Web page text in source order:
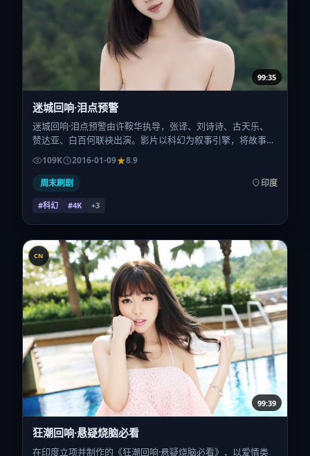
99:35
迷城回响·泪点预警
迷城回响·泪点预警由许鞍华执导，张译、刘诗诗、古天乐、
赞达亚、白百何联袂出演。影片以科幻为叙事引擎，将故事锚
定在印度，借当代中国的现实肌理推进人物抉择与反转。2016
年1月9日于印度首映（春节档前后），片长163分钟，适合喜
欢强情节与细腻表演的观众。
109K 2016-01-09
8.9
周末刷剧
印度
#科幻 #4K +3
CN
99:39
狂潮回响·悬疑烧脑必看
在印度立项并制作的《狂潮回响·悬疑烧脑必看》，以爱情类